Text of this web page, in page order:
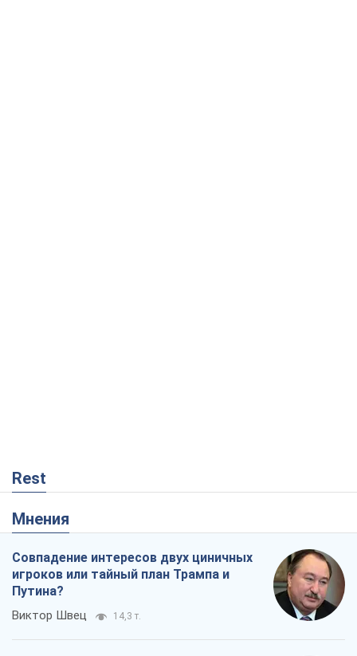
Rest
Мнения
Совпадение интересов двух циничных
игроков или тайный план Трампа и
Путина?
Виктор Швец 14,3 т.